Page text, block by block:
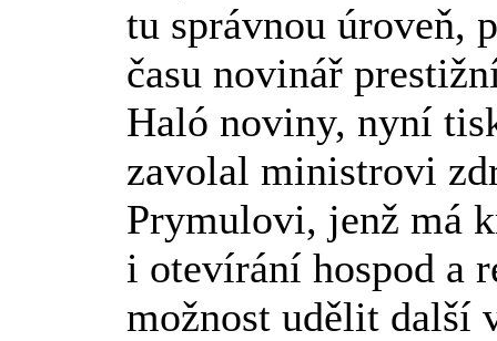
tu správnou úroveň,
času novinář
Haló noviny, nyní
zavolal ministrovi
Prymulovi, jenž má
i otevírání hospod a
možnost udělit další